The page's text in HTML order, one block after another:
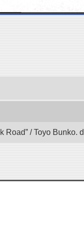
Road” / Toyo Bunko.